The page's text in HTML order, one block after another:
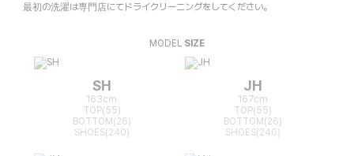
最初の洗濯は専門店にてドライクリーニングをしてください。
MODEL SIZE
SH
163cm
TOP(55)
BOTTOM(26)
SHOES(240)
JH
167cm
TOP(55)
BOTTOM(26)
SHOES(240)